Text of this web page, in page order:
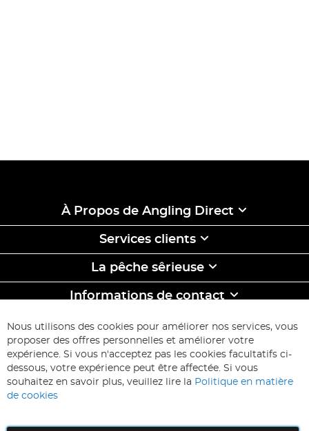
À Propos de Angling Direct
Services clients
La pêche sêrieuse
Informations de contact
ABONNEZ-VOUS & ECONOMISEZ
Inscription
à
d’information
:
Inscription
Nous utilisons des cookies pour améliorer nos services, vous
proposer des offres personnelles et améliorer votre
expérience. Si vous n'acceptez pas les cookies facultatifs ci-
dessous, votre expérience peut être affectée. Si vous
souhaitez en savoir plus, veuillez lire la Politique en matière
de cookies